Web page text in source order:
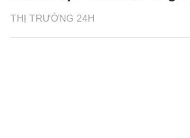
THỊ TRƯỜNG 24H